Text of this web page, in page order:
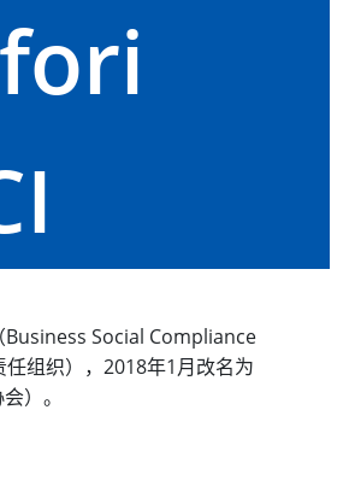
Business Social Compliance
组织），2018年1月改名为
）。